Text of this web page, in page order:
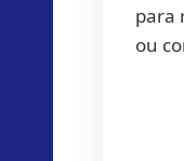
para
ou